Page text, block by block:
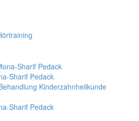
Sharif Pedack
Kinderzahnheilkunde
Sharif Pedack